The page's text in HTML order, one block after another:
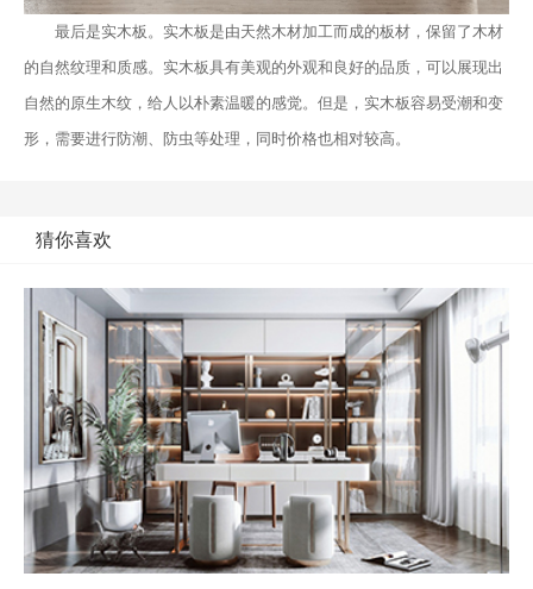
最后是实木板。实木板是由天然木材加工而成的板材，保留了木材
的自然纹理和质感。实木板具有美观的外观和良好的品质，可以展现出
自然的原生木纹，给人以朴素温暖的感觉。但是，实木板容易受潮和变
形，需要进行防潮、防虫等处理，同时价格也相对较高。
猜你喜欢